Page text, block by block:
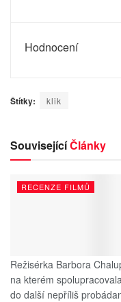
Hodnocení
Štítky: klik
SouvisejícíČlánky
RECENZE FILMŮ
Režisérka Barbora
na kterém
do další nepříliš